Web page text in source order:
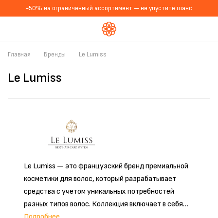
-50% на ограниченный ассортимент — не упустите шанс
Главная Бренды Le Lumiss
Le Lumiss
Le Lumiss — это французский бренд премиальной
косметики для волос, который разрабатывает
средства с учетом уникальных потребностей
разных типов волос. Коллекция включает в себя